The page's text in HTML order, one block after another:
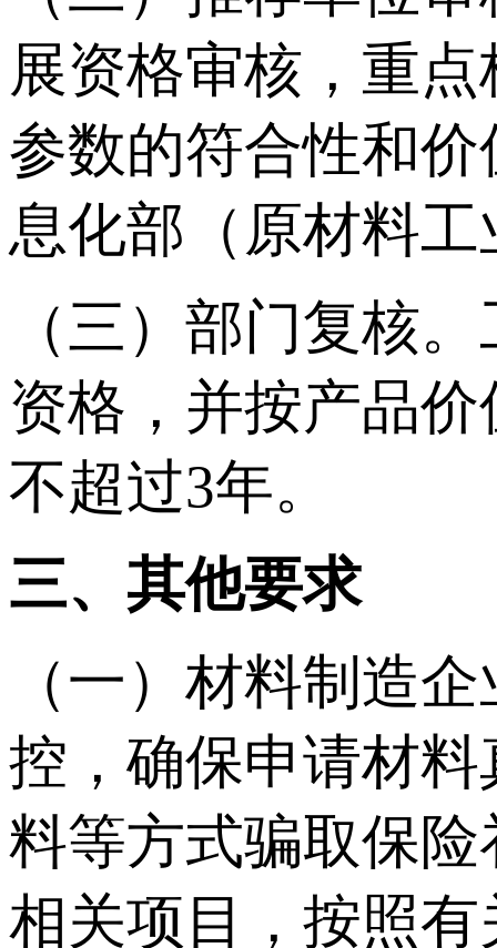
展资格审核，重
参数的符合性和
息化部（原材料
（三）部门复核
资格，并按产品
不超过3年。
三、其他要求
（一）材料制造
控，确保申请材
料等方式骗取保
相关项目，按照